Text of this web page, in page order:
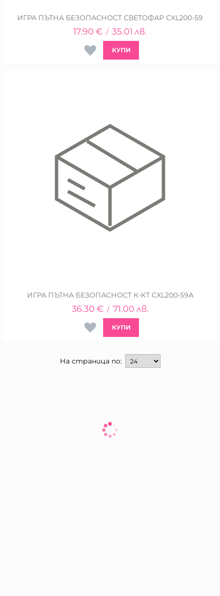
ИГРА ПЪТНА БЕЗОПАСНОСТ СВЕТОФАР CXL200-59
17.90 € / 35.01 лв.
КУПИ
ИГРА ПЪТНА БЕЗОПАСНОСТ К-КТ CXL200-59A
36.30 € / 71.00 лв.
КУПИ
На страница по: